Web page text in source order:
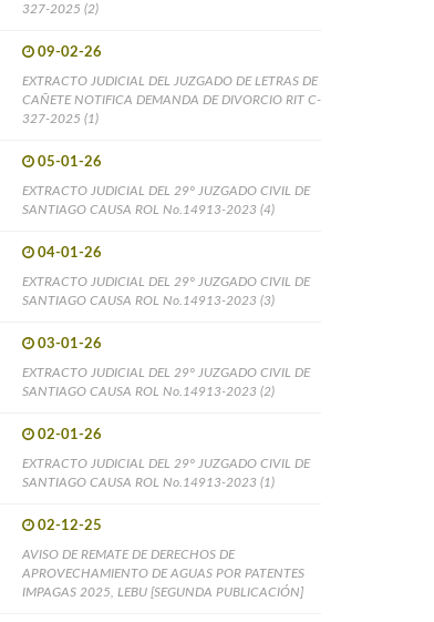
327-2025 (2)
09-02-26
EXTRACTO JUDICIAL DEL JUZGADO DE LETRAS DE
CAÑETE NOTIFICA DEMANDA DE DIVORCIO RIT C-
327-2025 (1)
05-01-26
EXTRACTO JUDICIAL DEL 29° JUZGADO CIVIL DE
SANTIAGO CAUSA ROL No.14913-2023 (4)
04-01-26
EXTRACTO JUDICIAL DEL 29° JUZGADO CIVIL DE
SANTIAGO CAUSA ROL No.14913-2023 (3)
03-01-26
EXTRACTO JUDICIAL DEL 29° JUZGADO CIVIL DE
SANTIAGO CAUSA ROL No.14913-2023 (2)
02-01-26
EXTRACTO JUDICIAL DEL 29° JUZGADO CIVIL DE
SANTIAGO CAUSA ROL No.14913-2023 (1)
02-12-25
AVISO DE REMATE DE DERECHOS DE
APROVECHAMIENTO DE AGUAS POR PATENTES
IMPAGAS 2025, LEBU [SEGUNDA PUBLICACIÓN]